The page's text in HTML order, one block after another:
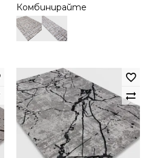
was:
74.00 €
/
Комбинирайте